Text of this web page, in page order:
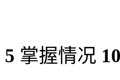
5 掌握情况